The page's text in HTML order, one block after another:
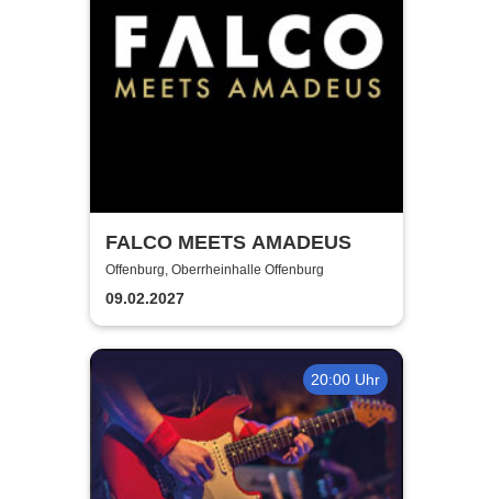
FALCO MEETS AMADEUS
Offenburg, Oberrheinhalle Offenburg
09.02.2027
20:00 Uhr